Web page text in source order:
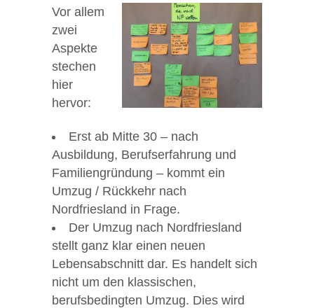
Vor allem
zwei
Aspekte
stechen
hier
hervor:
Erst ab Mitte 30 – nach
Ausbildung, Berufserfahrung und
Familiengründung – kommt ein
Umzug / Rückkehr nach
Nordfriesland in Frage.
Der Umzug nach Nordfriesland
stellt ganz klar einen neuen
Lebensabschnitt dar. Es handelt sich
nicht um den klassischen,
berufsbedingten Umzug. Dies wird